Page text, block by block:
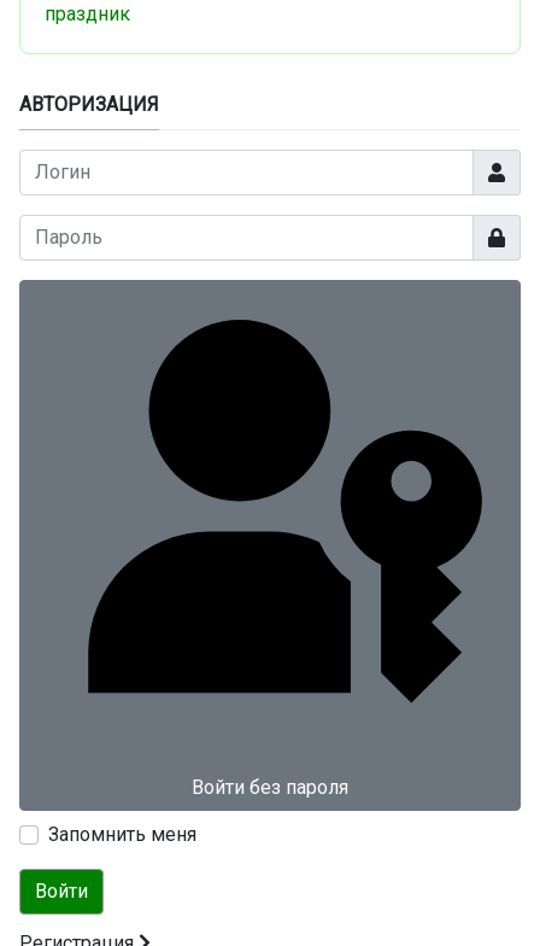
праздник
АВТОРИЗАЦИЯ
Логин
Войти без пароля
Запомнить меня
Войти